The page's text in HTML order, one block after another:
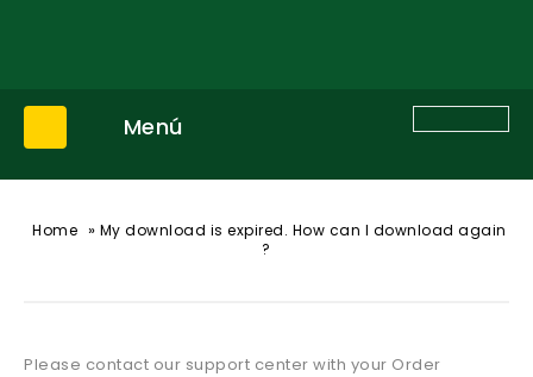
Menú
Home » My download is expired. How can I download again
?
Please contact our support center with your Order